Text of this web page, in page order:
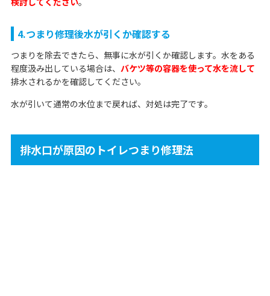
4.つまり修理後水が引くか確認する
つまりを除去できたら、無事に水が引くか確認します。水をある
程度汲み出している場合は、 バケツ等の容器を使って水を流して
排水されるかを確認してください。
水が引いて通常の水位まで戻れば、対処は完了です。
排水口が原因のトイレつまり修理法